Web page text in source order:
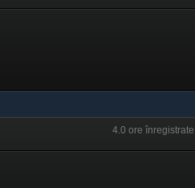
4.0 ore înregistrate